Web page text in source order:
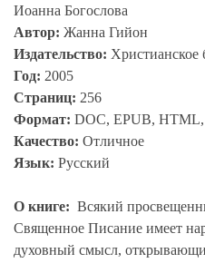
Иоанна Богослова
Автор: Жанна Гийон
Издательство: Христианское
Год: 2005
Страниц: 256
Формат: DOC, EPUB,
Качество: Отличное
Язык: Русский
О книге: Всякий
Священное Писание имеет
духовный смысл,